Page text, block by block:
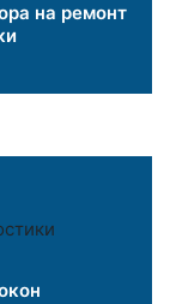
на ремонт